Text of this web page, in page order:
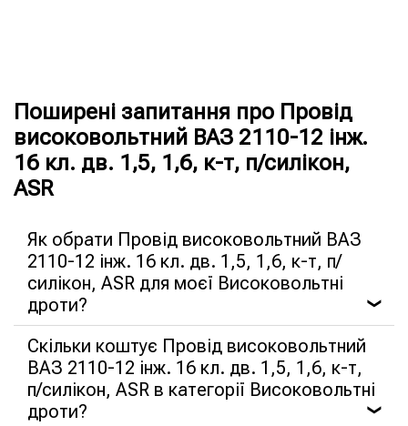
Поширені запитання про Провід
високовольтний ВАЗ 2110-12 інж.
16 кл. дв. 1,5, 1,6, к-т, п/силікон,
ASR
Як обрати Провід високовольтний ВАЗ
2110-12 інж. 16 кл. дв. 1,5, 1,6, к-т, п/
силікон, ASR для моєї Високовольтні
дроти?
❯
Скільки коштує Провід високовольтний
ВАЗ 2110-12 інж. 16 кл. дв. 1,5, 1,6, к-т,
п/силікон, ASR в категорії Високовольтні
дроти?
❯